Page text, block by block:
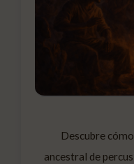
Descubre
ancestral de